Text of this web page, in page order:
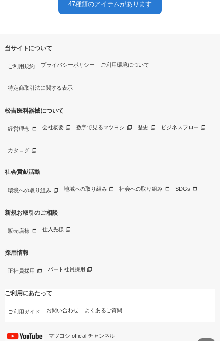
47種類のアイテムがあります
当サイトについて
ご利用規約 プライバシーポリシー ご利用環境について
特定商取引法に関する表示
松吉医科器械について
経営理念 会社概要 数字で見るマツヨシ 歴史 ビジネスフロー
カタログ
社会貢献活動
環境への取り組み 地域への取り組み 社会への取り組み SDGs
新規お取引のご相談
販売店様 仕入先様
採用情報
正社員採用 パート社員採用
ご利用にあたって
ご利用ガイド お問い合わせ よくあるご質問
マツヨシ official チャンネル